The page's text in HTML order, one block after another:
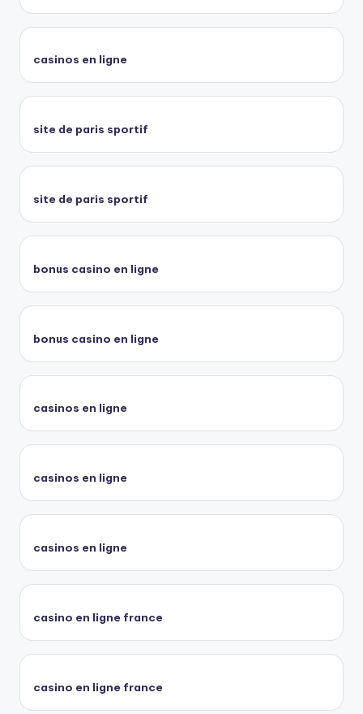
casinos en ligne
site de paris sportif
site de paris sportif
bonus casino en ligne
bonus casino en ligne
casinos en ligne
casinos en ligne
casinos en ligne
casino en ligne france
casino en ligne france